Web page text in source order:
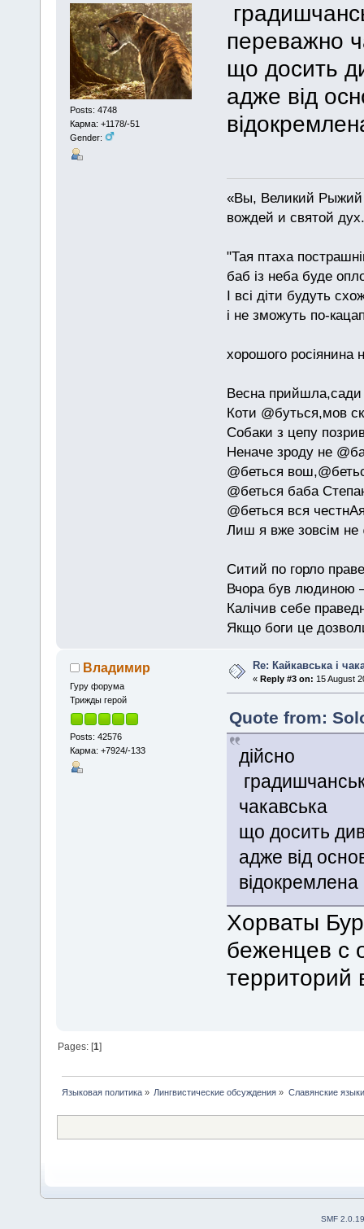
Posts: 4748
Карма: +1178/-51
Gender:
переважно
що досить
адже від
«Вы, Великий Рыжий
вождей и святой
"Тая птаха
баб із неба буде
І всі діти будуть
і не зможуть по-
хорошого росіянина
Весна прийшла,сади
Коти @буться,мов
Собаки з цепу
Неначе зроду не
@беться
@беться баба
@беться вся
Лиш я вже зовсім не
Ситий по горло
Вчора був людиною —
Калічив себе
Якщо боги це
Владимир
Гуру форума
Трижды герой
Posts: 42576
Карма: +7924/-133
Re: Кайкавська і
«Reply #3 on: 15 August
Quote from:
дійсно
чакавська
що досить
адже від
Хорваты
беженцев с
территорий
Pages: [1]
Языковая политика» Лингвистические обсуждения » Славянские языки
SMF 2.0.19